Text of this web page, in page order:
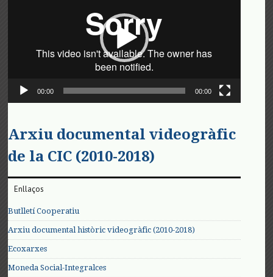
00:00 00:00
Arxiu documental videogràfic
de la CIC (2010-2018)
Enllaços
Butlletí Cooperatiu
Arxiu documental històric videogràfic (2010-2018)
Ecoxarxes
Moneda Social-Integralces